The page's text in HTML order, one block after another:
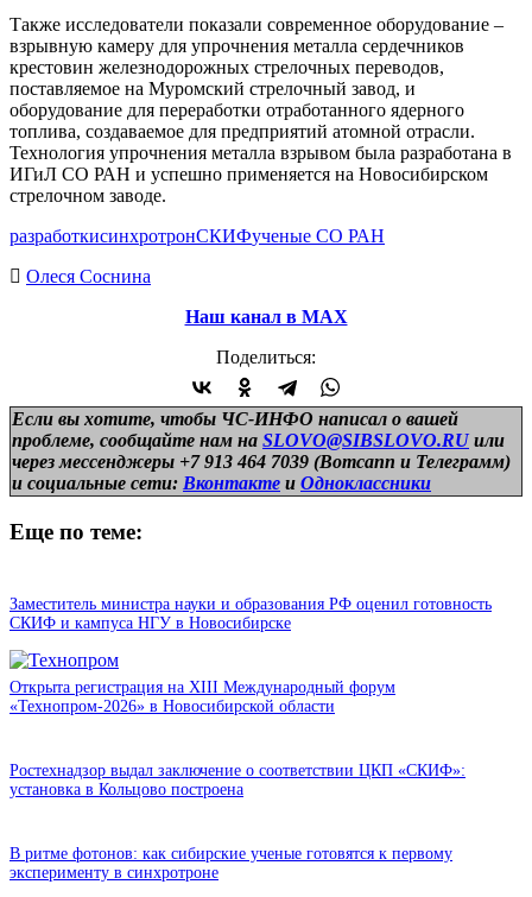
Также исследователи показали современное оборудование –
взрывную камеру для упрочнения металла сердечников
крестовин железнодорожных стрелочных переводов,
поставляемое на Муромский стрелочный завод, и
оборудование для переработки отработанного ядерного
топлива, создаваемое для предприятий атомной отрасли.
Технология упрочнения металла взрывом была разработана в
ИГиЛ СО РАН и успешно применяется на Новосибирском
стрелочном заводе.
разработкисинхротронСКИФученые СО РАН
Олеся Соснина
Наш канал в МАХ
Поделиться:
Если вы хотите, чтобы ЧС-ИНФО написал о вашей
проблеме, сообщайте нам на SLOVO@SIBSLOVO.RU или
через мессенджеры +7 913 464 7039 (Вотсапп и Телеграмм)
и социальные сети: Вконтакте и Одноклассники
Еще по теме:
Заместитель министра науки и образования РФ оценил готовность
СКИФ и кампуса НГУ в Новосибирске
Открыта регистрация на XIII Международный форум
«Технопром-2026» в Новосибирской области
Ростехнадзор выдал заключение о соответствии ЦКП «СКИФ»:
установка в Кольцово построена
В ритме фотонов: как сибирские ученые готовятся к первому
эксперименту в синхротроне